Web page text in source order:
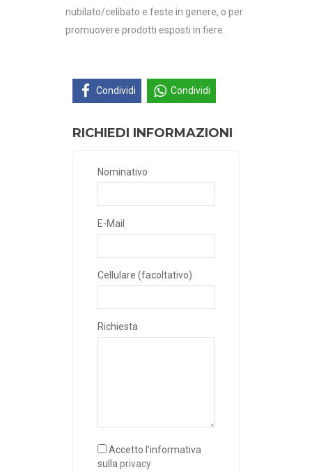
nubilato/celibato e feste in genere, o per
promuovere prodotti esposti in fiere.
Condividi Condividi
RICHIEDI INFORMAZIONI
Nominativo
E-Mail
Cellulare (facoltativo)
Richiesta
Accetto l'informativa
sulla privacy